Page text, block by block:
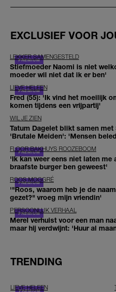
EXCLUSIEF VOOR
LEKKER SAMENGESTELD
Stiefmoeder Naomi is niet
moeder wil niet dat ik er ben'
LIEVE HELEEN
Fred (55): 'Ik vind het moeilijk
komen tijdens een vrijpartij'
WIL JE ZIEN
Tatum Dagelet blikt samen
'Brutale Meiden': 'Mensen
FLOOR BAKHUYS ROOZEBOOM
'Ik kan weer eens niet laten
braafste burger ben geweest'
ROOS MOGGRÉ
'"Roos, waarom heb je de
gezet?" vroeg mijn vriendin'
PERSOONLIJK VERHAAL
Merel verhuist voor een man
maar hij verdwijnt: 'Huur al
TRENDING
LIEVE HELEEN